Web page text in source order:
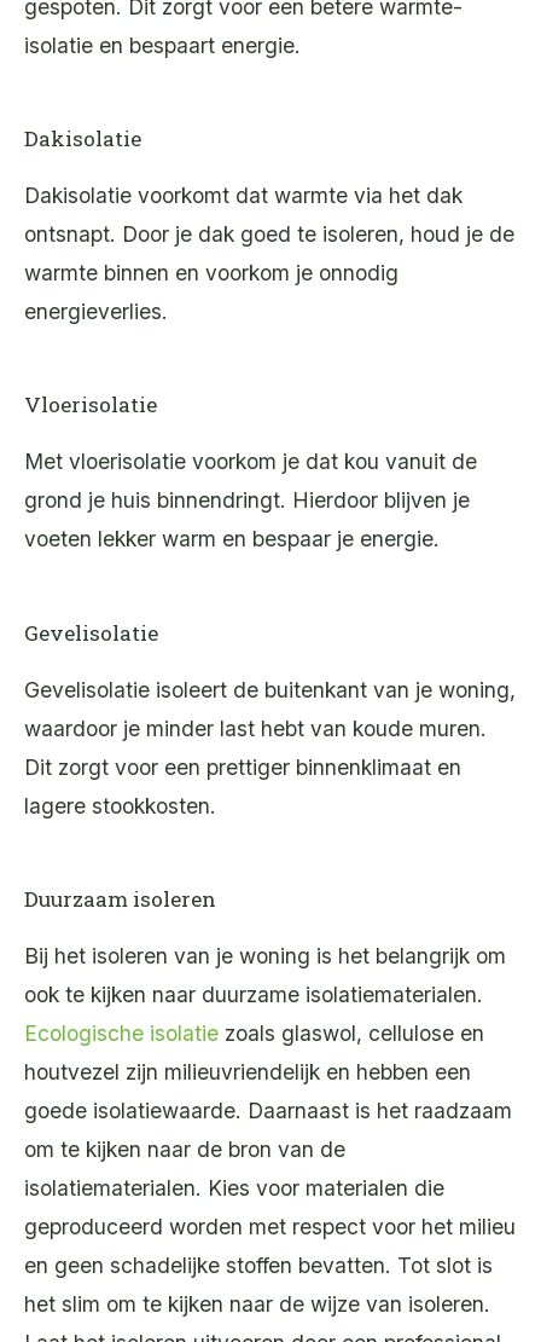
gespoten. Dit zorgt voor een betere warmte-
isolatie en bespaart energie.
Dakisolatie
Dakisolatie voorkomt dat warmte via het dak
ontsnapt. Door je dak goed te isoleren, houd je de
warmte binnen en voorkom je onnodig
energieverlies.
Vloerisolatie
Met vloerisolatie voorkom je dat kou vanuit de
grond je huis binnendringt. Hierdoor blijven je
voeten lekker warm en bespaar je energie.
Gevelisolatie
Gevelisolatie isoleert de buitenkant van je woning,
waardoor je minder last hebt van koude muren.
Dit zorgt voor een prettiger binnenklimaat en
lagere stookkosten.
Duurzaam isoleren
Bij het isoleren van je woning is het belangrijk om
ook te kijken naar duurzame isolatiematerialen.
Ecologische isolatie zoals glaswol, cellulose en
houtvezel zijn milieuvriendelijk en hebben een
goede isolatiewaarde. Daarnaast is het raadzaam
om te kijken naar de bron van de
isolatiematerialen. Kies voor materialen die
geproduceerd worden met respect voor het milieu
en geen schadelijke stoffen bevatten. Tot slot is
het slim om te kijken naar de wijze van isoleren.